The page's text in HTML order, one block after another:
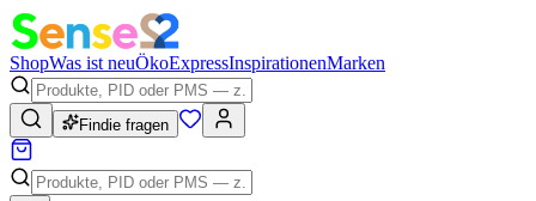
ShopWas ist neuÖkoExpressInspirationenMarken
Findie fragen